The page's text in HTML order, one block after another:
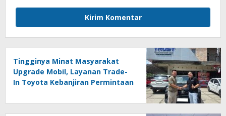
Tingginya Minat Masyarakat
Upgrade Mobil, Layanan Trade-
In Toyota Kebanjiran Permintaan